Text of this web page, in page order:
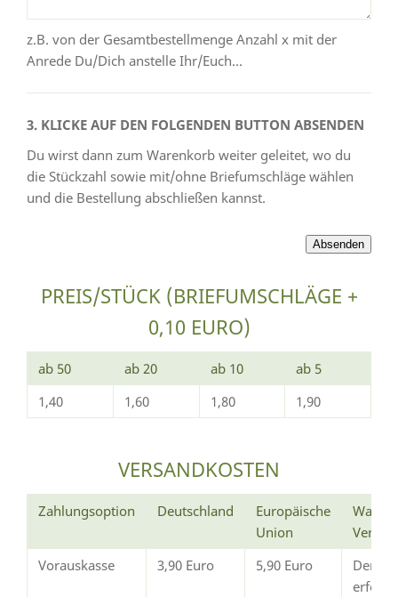
z.B. von der Gesamtbestellmenge Anzahl x mit der
Anrede Du/Dich anstelle Ihr/Euch...
3. KLICKE AUF DEN FOLGENDEN BUTTON ABSENDEN
Du wirst dann zum Warenkorb weiter geleitet, wo du
die Stückzahl sowie mit/ohne Briefumschläge wählen
und die Bestellung abschließen kannst.
PREIS/STÜCK (BRIEFUMSCHLÄGE +
0,10 EURO)
ab 50 ab 20 ab 10
ab 5
1,40
1,60 1,80 1,90
VERSANDKOSTEN
Zahlungsoption Deutschland
Europäische
Union
Wann
Vorauskasse
3,90 Euro 5,90 Euro
Der
erfolgt